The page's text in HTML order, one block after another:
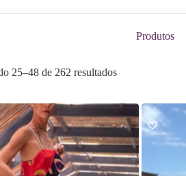
Produtos
25–48 de 262 resultadosClassificado
recente